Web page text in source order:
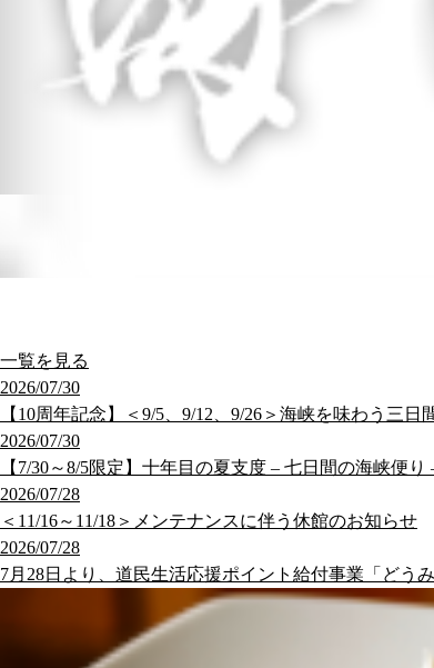
一覧を見る
2026/07/30
【10周年記念】＜9/5、9/12、9/26＞海峡を味わう三
2026/07/30
【7/30～8/5限定】十年目の夏支度 – 七日間の海峡便り
2026/07/28
＜11/16～11/18＞メンテナンスに伴う休館のお知らせ
2026/07/28
7月28日より、道民生活応援ポイント給付事業「どう